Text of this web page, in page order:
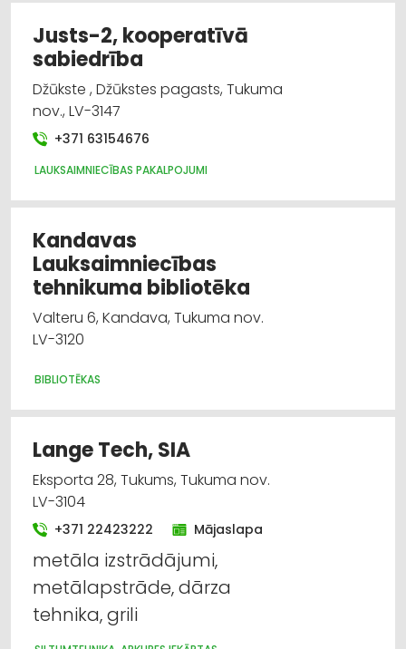
Justs-2, kooperatīvā
sabiedrība
Džūkste , Džūkstes pagasts, Tukuma
nov., LV-3147
+371 63154676
LAUKSAIMNIECĪBAS PAKALPOJUMI
Kandavas
Lauksaimniecības
tehnikuma bibliotēka
Valteru 6, Kandava, Tukuma nov.
LV-3120
BIBLIOTĒKAS
Lange Tech, SIA
Eksporta 28, Tukums, Tukuma nov.
LV-3104
+371 22423222 Mājaslapa
metāla izstrādājumi,
metālapstrāde, dārza
tehnika, grili